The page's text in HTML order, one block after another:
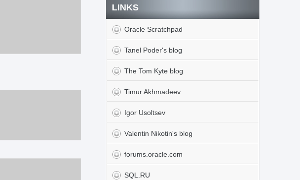
LINKS
Oracle Scratchpad
Tanel Poder's blog
The Tom Kyte blog
Timur Akhmadeev
Igor Usoltsev
Valentin Nikotin's blog
forums.oracle.com
SQL.RU